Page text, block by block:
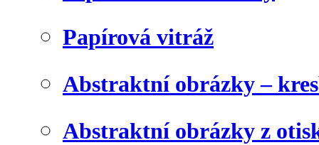
Papírová vitráž
Abstraktní obrázky –
Abstraktní obrázky z